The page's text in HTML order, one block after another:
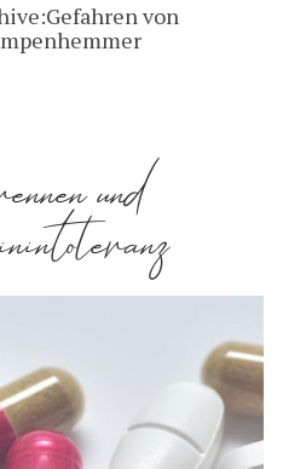
Gefahren von
und